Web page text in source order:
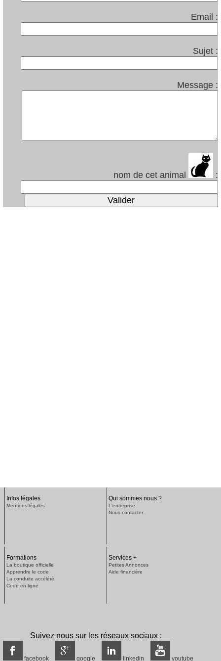
Email :
Sujet :
Message :
nom de cet animal :
Infos légales
Mentions légales
Qui sommes nous ?
L'entreprise
Nous contacter
Formations
La boutique officielle
Apprendre le code
La conduite accéléré
Code en ligne
Services +
Petites Annonces
Aide financière
Suivez nous sur les réseaux sociaux :
facebook google linkedin youtube